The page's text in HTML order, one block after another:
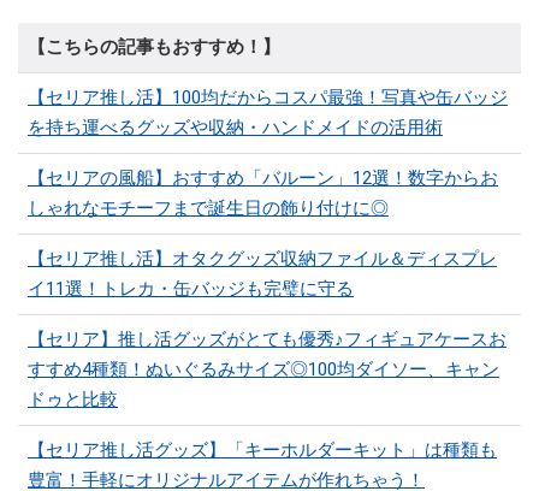
【こちらの記事もおすすめ！】
【セリア推し活】100均だからコスパ最強！写真や缶バッジ
を持ち運べるグッズや収納・ハンドメイドの活用術
【セリアの風船】おすすめ「バルーン」12選！数字からお
しゃれなモチーフまで誕生日の飾り付けに◎
【セリア推し活】オタクグッズ収納ファイル＆ディスプレ
イ11選！トレカ・缶バッジも完璧に守る
【セリア】推し活グッズがとても優秀♪フィギュアケースお
すすめ4種類！ぬいぐるみサイズ◎100均ダイソー、キャン
ドゥと比較
【セリア推し活グッズ】「キーホルダーキット」は種類も
豊富！手軽にオリジナルアイテムが作れちゃう！